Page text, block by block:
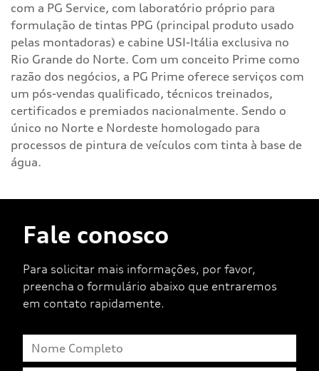
com a PG Service, com laboratório próprio para
formulação de tintas PPG (principal produto usado
pelas montadoras) e cabine USI-Itália exclusiva no
Rio Grande do Norte. Com um conceito Prime como
razão dos negócios, a PG Prime oferece serviços com
um pós-vendas qualificado, técnicos treinados,
certificados e premiados nacionalmente. Sendo o
único no Norte e Nordeste homologado para
processos de pintura de veículos com tinta à base de
água.
Fale conosco
Para solicitar mais informações, por favor,
preencha o formulário abaixo que entraremos
em contato rapidamente.